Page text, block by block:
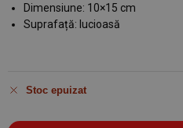
Dimensiune: 10×15 cm
Suprafață: lucioasă
Stoc epuizat